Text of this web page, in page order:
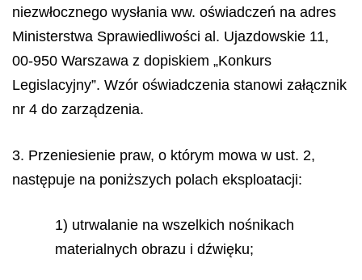
niezwłocznego wysłania ww. oświadczeń na adres
Ministerstwa Sprawiedliwości al. Ujazdowskie 11,
00-950 Warszawa z dopiskiem „Konkurs
Legislacyjny”. Wzór oświadczenia stanowi załącznik
nr 4 do zarządzenia.
3. Przeniesienie praw, o którym mowa w ust. 2,
następuje na poniższych polach eksploatacji:
1) utrwalanie na wszelkich nośnikach
materialnych obrazu i dźwięku;